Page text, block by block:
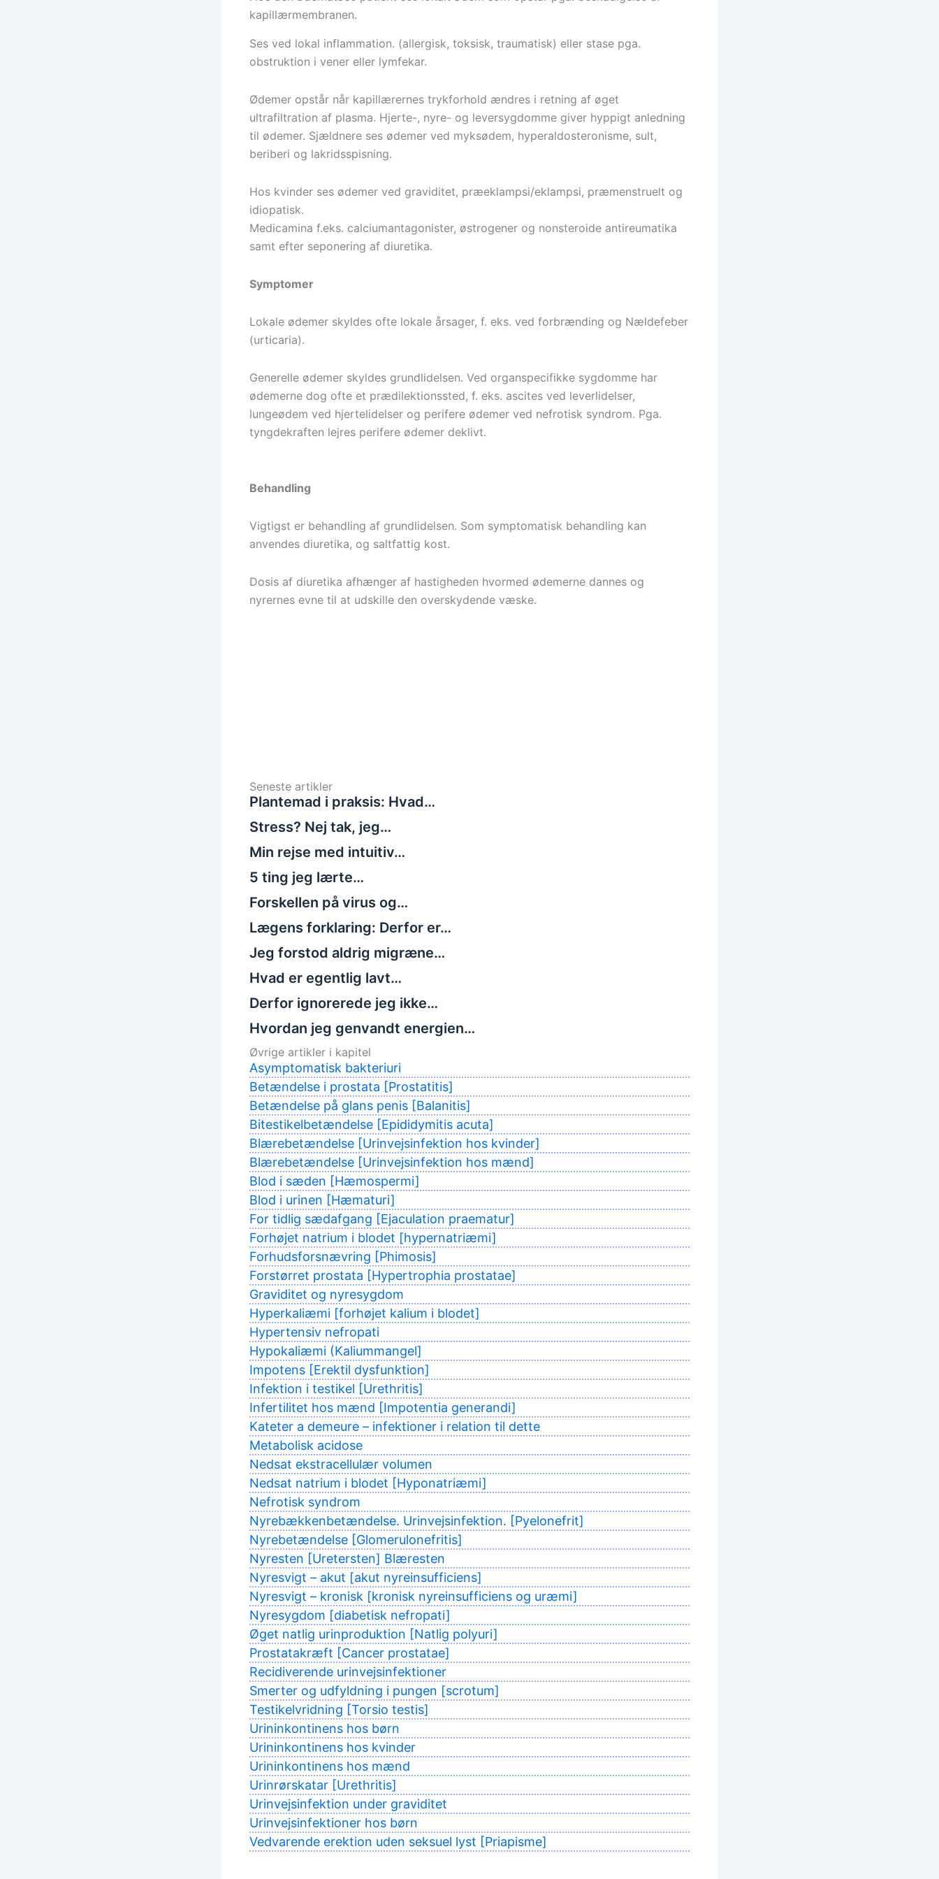
kapillærmembranen.
Ses ved lokal inflammation. (allergisk, toksisk, traumatisk) eller stase pga.
obstruktion i vener eller lymfekar.
Ødemer opstår når kapillærernes trykforhold ændres i retning af øget
ultrafiltration af plasma. Hjerte-, nyre- og leversygdomme giver hyppigt anledning
til ødemer. Sjældnere ses ødemer ved myksødem, hyperaldosteronisme, sult,
beriberi og lakridsspisning.
Hos kvinder ses ødemer ved graviditet, præeklampsi/eklampsi, præmenstruelt og
idiopatisk.
Medicamina f.eks. calciumantagonister, østrogener og nonsteroide antireumatika
samt efter seponering af diuretika.
Symptomer
Lokale ødemer skyldes ofte lokale årsager, f. eks. ved forbrænding og Nældefeber
(urticaria).
Generelle ødemer skyldes grundlidelsen. Ved organspecifikke sygdomme har
ødemerne dog ofte et prædilektionssted, f. eks. ascites ved leverlidelser,
lungeødem ved hjertelidelser og perifere ødemer ved nefrotisk syndrom. Pga.
tyngdekraften lejres perifere ødemer deklivt.
Behandling
Vigtigst er behandling af grundlidelsen. Som symptomatisk behandling kan
anvendes diuretika, og saltfattig kost.
Dosis af diuretika afhænger af hastigheden hvormed ødemerne dannes og
nyrernes evne til at udskille den overskydende væske.
Seneste artikler
Plantemad i praksis: Hvad…
Stress? Nej tak, jeg…
Min rejse med intuitiv…
5 ting jeg lærte…
Forskellen på virus og…
Lægens forklaring: Derfor er…
Jeg forstod aldrig migræne…
Hvad er egentlig lavt…
Derfor ignorerede jeg ikke…
Hvordan jeg genvandt energien…
Øvrige artikler i kapitel
Asymptomatisk bakteriuri
Betændelse i prostata [Prostatitis]
Betændelse på glans penis [Balanitis]
Bitestikelbetændelse [Epididymitis acuta]
Blærebetændelse [Urinvejsinfektion hos kvinder]
Blærebetændelse [Urinvejsinfektion hos mænd]
Blod i sæden [Hæmospermi]
Blod i urinen [Hæmaturi]
For tidlig sædafgang [Ejaculation praematur]
Forhøjet natrium i blodet [hypernatriæmi]
Forhudsforsnævring [Phimosis]
Forstørret prostata [Hypertrophia prostatae]
Graviditet og nyresygdom
Hyperkaliæmi [forhøjet kalium i blodet]
Hypertensiv nefropati
Hypokaliæmi (Kaliummangel]
Impotens [Erektil dysfunktion]
Infektion i testikel [Urethritis]
Infertilitet hos mænd [Impotentia generandi]
Kateter a demeure – infektioner i relation til dette
Metabolisk acidose
Nedsat ekstracellulær volumen
Nedsat natrium i blodet [Hyponatriæmi]
Nefrotisk syndrom
Nyrebækkenbetændelse. Urinvejsinfektion. [Pyelonefrit]
Nyrebetændelse [Glomerulonefritis]
Nyresten [Uretersten] Blæresten
Nyresvigt – akut [akut nyreinsufficiens]
Nyresvigt – kronisk [kronisk nyreinsufficiens og uræmi]
Nyresygdom [diabetisk nefropati]
Øget natlig urinproduktion [Natlig polyuri]
Prostatakræft [Cancer prostatae]
Recidiverende urinvejsinfektioner
Smerter og udfyldning i pungen [scrotum]
Testikelvridning [Torsio testis]
Urininkontinens hos børn
Urininkontinens hos kvinder
Urininkontinens hos mænd
Urinrørskatar [Urethritis]
Urinvejsinfektion under graviditet
Urinvejsinfektioner hos børn
Vedvarende erektion uden seksuel lyst [Priapisme]